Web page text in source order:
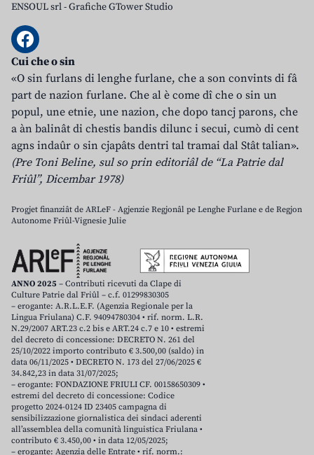
ENSOUL srl-Grafiche GTower Studio
Cui che o sin
«O sin furlans di lenghe furlane, che a son convints di fâ
part de nazion furlane. Che al è come dî che o sin un
popul, une etnie, une nazion, che dopo tancj parons, che
a àn balinât di chestis bandis dilunc i secui, cumò di cent
agns indaûr o sin cjapâts dentri tal tramai dal Stât talian».
(Pre Toni Beline, sul so prin editoriâl de “La Patrie dal
Friûl”, Dicembar 1978)
Progjet finanziât de ARLeF - Agjenzie Regjonâl pe Lenghe Furlane e de Regjon
Autonome Friûl-Vignesie Julie
ANNO 2025 – Contributi ricevuti da Clape di
Culture Patrie dal Friûl – c.f. 01299830305
– erogante: A.R.L.E.F. (Agenzia Regionale per la
Lingua Friulana) C.F. 94094780304 • rif. norm. L.R.
N.29/2007 ART.23 c.2 bis e ART.24 c.7 e 10 • estremi
del decreto di concessione: DECRETO N. 261 del
25/10/2022 importo contributo € 3.500,00 (saldo) in
data 06/11/2025 • DECRETO N. 173 del 27/06/2025 €
34.842,23 in data 31/07/2025;
– erogante: FONDAZIONE FRIULI CF. 00158650309 •
estremi del decreto di concessione: Codice
progetto 2024-0124 ID 23405 campagna di
sensibilizzazione giornalistica dei sindaci aderenti
all’assemblea della comunità linguistica Friulana •
contributo € 3.450,00 • in data 12/05/2025;
– erogante: Agenzia delle Entrate • rif. norm.: